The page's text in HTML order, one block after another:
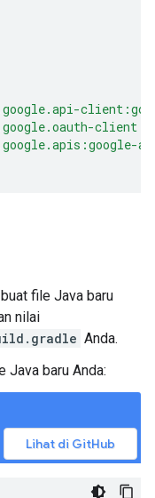
file Java baru
nilai
Anda.
Java baru Anda:
Lihat di GitHub